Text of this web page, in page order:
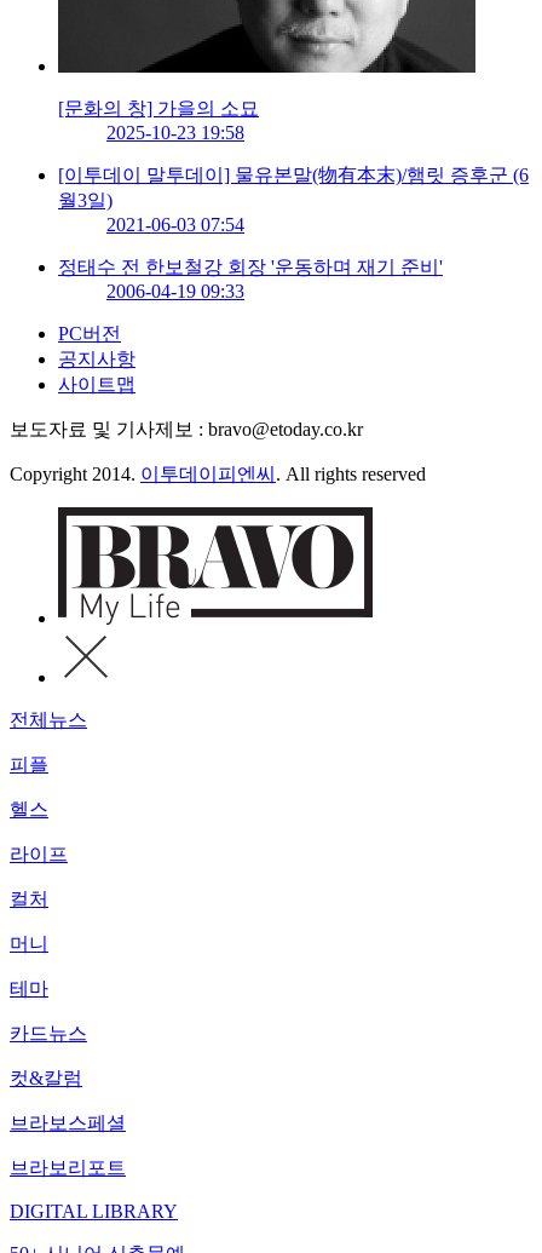
[문화의 창] 가을의 소묘
2025-10-23 19:58
[이투데이 말투데이] 물유본말(物有本末)/햄릿 증후군 (6
월3일)
2021-06-03 07:54
정태수 전 한보철강 회장 '운동하며 재기 준비'
2006-04-19 09:33
PC버전
공지사항
사이트맵
보도자료 및 기사제보 : bravo@etoday.co.kr
Copyright 2014. 이투데이피엔씨 . All rights reserved
전체뉴스
피플
헬스
라이프
컬처
머니
테마
카드뉴스
컷&칼럼
브라보스페셜
브라보리포트
DIGITAL LIBRARY